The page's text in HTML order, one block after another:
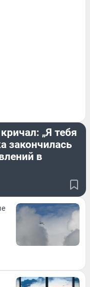
„Я тебя
закончилась
в